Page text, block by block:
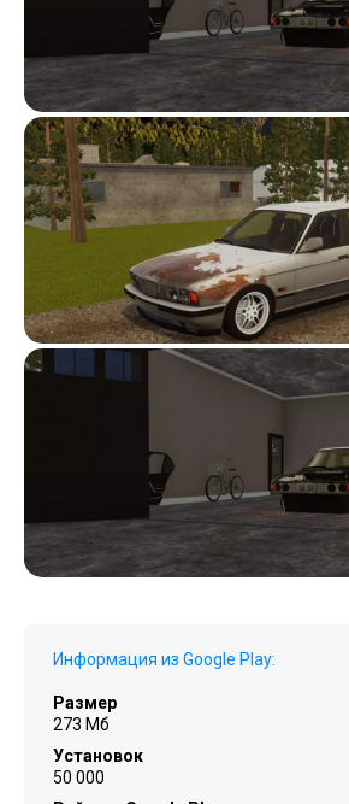
Информация из Google Play:
Размер
273 Мб
Установок
50 000